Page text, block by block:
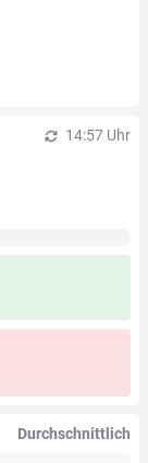
14:57 Uhr
Durchschnittlich